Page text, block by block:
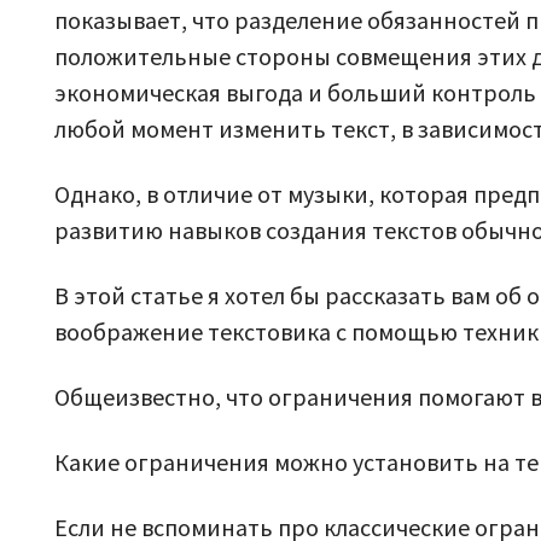
показывает, что разделение обязанностей
положительные стороны совмещения этих
экономическая выгода и больший
любой момент изменить текст, в
Однако, в отличие от музыки, которая
развитию навыков создания текстов
В этой статье я хотел бы рассказать вам
воображение текстовика с помощью
Общеизвестно, что ограничения помогают
Какие ограничения можно установить на
Если не вспоминать про классические